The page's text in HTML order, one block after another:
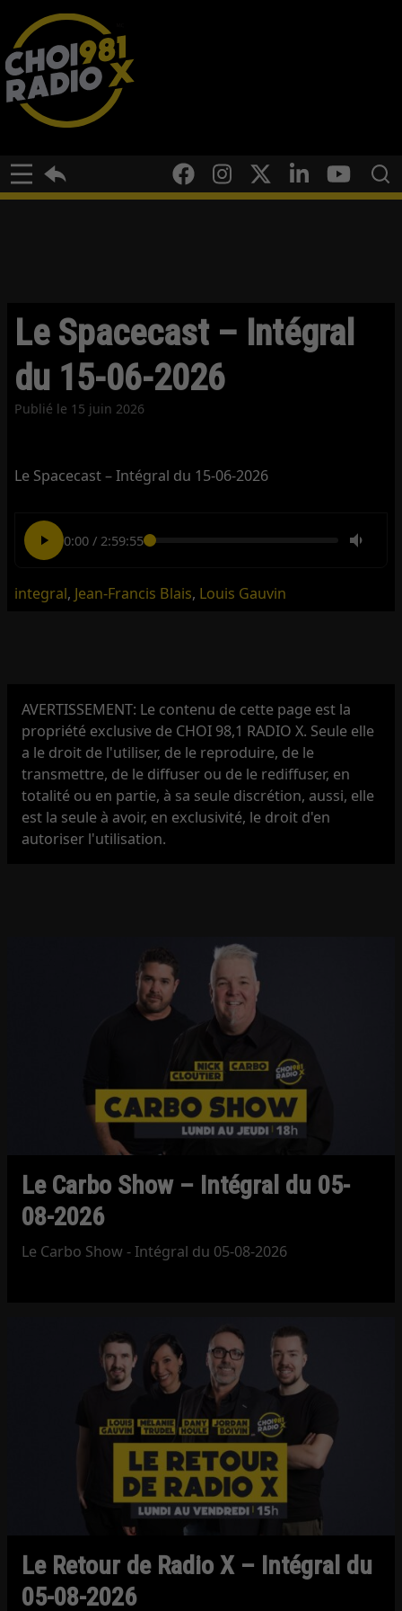
Le Spacecast – Intégral
du 15-06-2026
Publié le 15 juin 2026
Le Spacecast – Intégral du 15-06-2026
0:00/ 2:59:55
integral, Jean-Francis Blais, Louis Gauvin
AVERTISSEMENT: Le contenu de cette page est la
propriété exclusive de CHOI 98,1 RADIO X. Seule elle
a le droit de l'utiliser, de le reproduire, de le
transmettre, de le diffuser ou de le rediffuser, en
totalité ou en partie, à sa seule discrétion, aussi, elle
est la seule à avoir, en exclusivité, le droit d'en
autoriser l'utilisation.
Le Carbo Show – Intégral du 05-
08-2026
Le Carbo Show - Intégral du 05-08-2026
Le Retour de Radio X – Intégral du
05-08-2026